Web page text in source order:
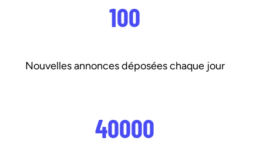
100
Nouvelles annonces déposées chaque jour
40000